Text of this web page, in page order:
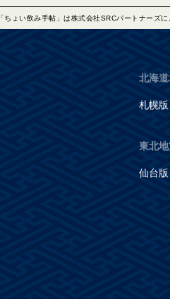
「ちょい飲み手帖」は株式会社SRCパートナーズに
北海
札幌版
東北
仙台版